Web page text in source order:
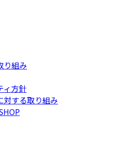
り組み
ィ方針
対する取り組み